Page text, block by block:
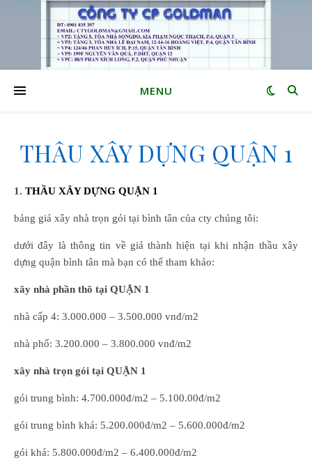
MENU
THẦU XÂY DỰNG QUẬN 1
THẦU XÂY DỰNG QUẬN 1
bảng giá xây nhà trọn gói tại bình tân của cty chúng tôi:
dưới đây là thông tin về giá thành hiện tại khi nhận thầu xây
dựng quận bình tân mà bạn có thể tham khảo:
xây nhà phần thô tại QUẬN 1
nhà cấp 4: 3.000.000 – 3.500.000 vnđ/m2
nhà phố: 3.200.000 – 3.800.000 vnđ/m2
xây nhà trọn gói tại QUẬN 1
gói trung bình: 4.700.000đ/m2 – 5.100.00đ/m2
gói trung bình khá: 5.200.000đ/m2 – 5.600.000đ/m2
gói khá: 5.800.000đ/m2 – 6.400.000đ/m2